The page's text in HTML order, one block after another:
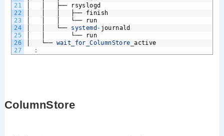
21
22
23
24
25
26
27
├──
rsyslogd
├──
finish
└──
run
└── systemd - journald
└──
run
└── wait_for_ColumnStore _active
：
ColumnStore